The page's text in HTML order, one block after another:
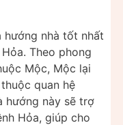
nhà tốt nhất
Theo phong
Mộc, Mộc lại
quan hệ
hướng này sẽ trợ
Hỏa, giúp cho